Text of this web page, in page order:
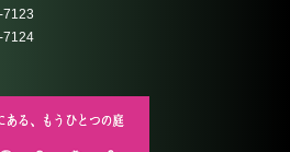
7123
7124